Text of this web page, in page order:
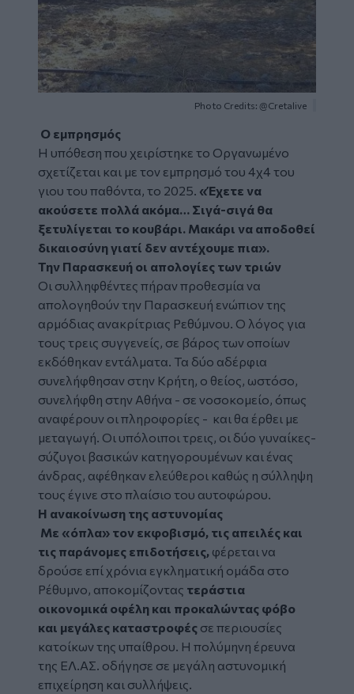
Photo Credits: @Cretalive
Ο εμπρησμός
Η υπόθεση που χειρίστηκε το Οργανωμένο
σχετίζεται και με τον εμπρησμό του 4χ4 του
γιου του παθόντα, το 2025. «Έχετε να
ακούσετε πολλά ακόμα… Σιγά-σιγά θα
ξετυλίγεται το κουβάρι. Μακάρι να αποδοθεί
δικαιοσύνη γιατί δεν αντέχουμε πια».
Την Παρασκευή οι απολογίες των τριών
Οι συλληφθέντες πήραν προθεσμία να
απολογηθούν την Παρασκευή ενώπιον της
αρμόδιας ανακρίτριας Ρεθύμνου. Ο λόγος για
τους τρεις συγγενείς, σε βάρος των οποίων
εκδόθηκαν εντάλματα. Τα δύο αδέρφια
συνελήφθησαν στην Κρήτη, ο θείος, ωστόσο,
συνελήφθη στην Αθήνα - σε νοσοκομείο, όπως
αναφέρουν οι πληροφορίες - και θα έρθει με
μεταγωγή. Οι υπόλοιποι τρεις, οι δύο γυναίκες-
σύζυγοι βασικών κατηγορουμένων και ένας
άνδρας, αφέθηκαν ελεύθεροι καθώς η σύλληψη
τους έγινε στο πλαίσιο του αυτοφώρου.
Η ανακοίνωση της αστυνομίας
Με «όπλα» τον εκφοβισμό, τις απειλές και
τις παράνομες επιδοτήσεις, φέρεται να
δρούσε επί χρόνια εγκληματική ομάδα στο
Ρέθυμνο, αποκομίζοντας τεράστια
οικονομικά οφέλη και προκαλώντας φόβο
και μεγάλες καταστροφές σε περιουσίες
κατοίκων της υπαίθρου. Η πολύμηνη έρευνα
της ΕΛ.ΑΣ. οδήγησε σε μεγάλη αστυνομική
επιχείρηση και συλλήψεις.